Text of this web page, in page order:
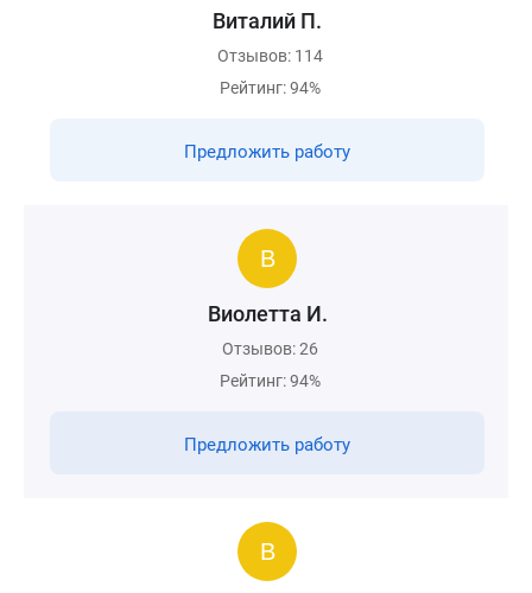
Виталий П.
Отзывов: 114
Рейтинг: 94%
Предложить работу
Виолетта И.
Отзывов: 26
Рейтинг: 94%
Предложить работу